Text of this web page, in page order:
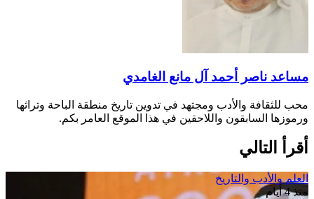
مساعد ناصر أحمد آل مانع الغامدي
محب للثقافة والأدب ومجتهد في تدوين تاريخ منطقة الباحة وتراثها
ورموزها السابقون واللاحقين في هذا الموقع العامر بكم.
أقرأ التالي
العلم والأدب والتاريخ
منذ 4 أيام